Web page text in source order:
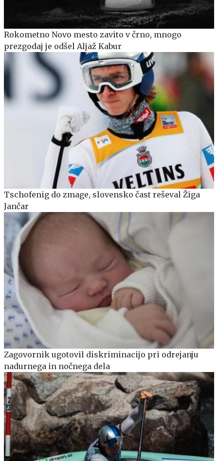
Rokometno Novo mesto zavito v črno, mnogo
prezgodaj je odšel Aljaž Kabur
Tschofenig do zmage, slovensko čast reševal Žiga
Jančar
Zagovornik ugotovil diskriminacijo pri odrejanju
nadurnega in nočnega dela